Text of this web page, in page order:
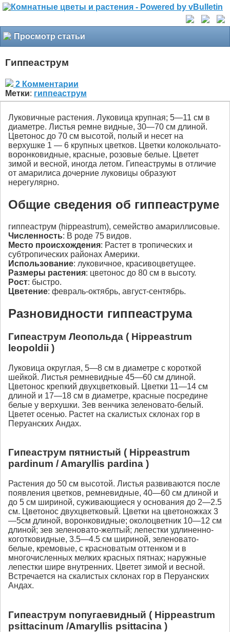
Просмотр статьи
Гиппеаструм
2 Комментарии
Метки: гиппеаструм
Луковичные растения. Луковица крупная; 5—11 см в
диаметре. Листья ремне видные, 30—70 см длиной.
Цветонос до 70 см высотой, полый и несет на
верхушке 1 — 6 крупных цветков. Цветки колокольчато-
воронковидные, красные, розовые белые. Цветет
зимой и весной, иногда летом. Гипеаструмы в отличие
от амарилиса дочерние луковицы образуют
нерегулярно.
Общие сведения об гиппеаструме
гиппеаструм (hippeastrum), семейство амариллисовые.
Численность: В роде 75 видов.
Место происхождения: Растет в тропических и
субтропических районах Америки.
Использование: луковичное, красивоцветущее.
Размеры растения: цветонос до 80 см в высоту.
Рост: быстро.
Цветение: февраль-октябрь, август-сентябрь.
Разновидности гиппеаструма
Гипеаструм Леопольда ( Нippeastrum
leopoldii )
Луковица округлая, 5—8 см в диаметре с короткой
шейкой. Листья ремневидные 45—60 см длиной.
Цветонос крепкий двухцветковый. Цветки 11—14 см
длиной и 17—18 см в диаметре, красные посредине
белые у верхушки. Зев венчика зеленовато-белый.
Цветет осенью. Растет на скалистых склонах гор в
Перуанских Андах.
Гипеаструм пятнистый ( Нippeastrum
pardinum / Amaryllis pardina )
Растения до 50 см высотой. Листья развиваются после
появления цветков, ремневидные, 40—60 см длиной и
до 5 см шириной, суживающиеся у основания до 2—2.5
см. Цветонос двухцветковый. Цветки на цветоножках 3
—5см длиной, воронковидные; околоцветник 10—12 см
длиной; зев зеленовато-желтый; лепестки удлиненно-
коготковидные, 3.5—4.5 см шириной, зеленовато-
белые, кремовые, с красноватым оттенком и в
многочисленных мелких красных пятнах; наружные
лепестки шире внутренних. Цветет зимой и весной.
Встречается на скалистых склонах гор в Перуанских
Андах.
Гипеаструм noпугаевидный ( Нippeastrum
psittacinum /Аmaryllis psittacina )